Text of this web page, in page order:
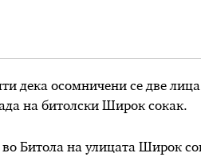
дека осомничени се две
на битолски Широк сокак.
во Битола на улицата Широк